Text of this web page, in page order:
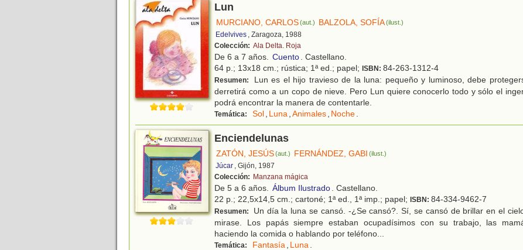
Lun
MURCIANO, CARLOS(aut.) BALZOLA, SOFÍA(ilust.)
Edelvives , Zaragoza, 1988
Colección: Ala Delta. Roja
De 6 a 7 años. Cuento
. Castellano.
64 p.; 13x18 cm.; rústica; 1ª ed.; papel; ISBN: 84-263-1312-4
Resumen:
Lun es el hijo travieso de la luna: pequeño y luminoso, debe
derretirá como a un copo de nieve. Pero Lun quiere conocerlo todo y sólo el
podrá encontrar la manera de contentarle.
Temática: Sol Luna Animales Noche
Enciendelunas
ZATÓN, JESÚS(aut.) FERNÁNDEZ, GABI (ilust.)
Júcar , Gijón, 1987
Colección: Manzana mágica
De 5 a 6 años. Álbum Ilustrado
. Castellano.
22 p.; 22,5x14,5 cm.; cartoné; 1ª ed., 1ª imp.; papel; ISBN: 84-334-9462-7
Resumen:
Un día la luna se cansó. -¿Se cansó?. Sí, se cansó de brillar en el
mirase. Los papás siempre estaban ocupadísimos con su trabajo, las
haciendo la comida o hablando por teléfono...
Temática: Fantasía Luna